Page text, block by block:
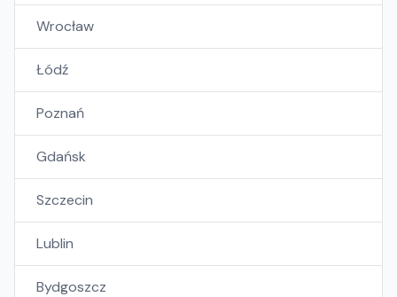
Wrocław
Łódź
Poznań
Gdańsk
Szczecin
Lublin
Bydgoszcz